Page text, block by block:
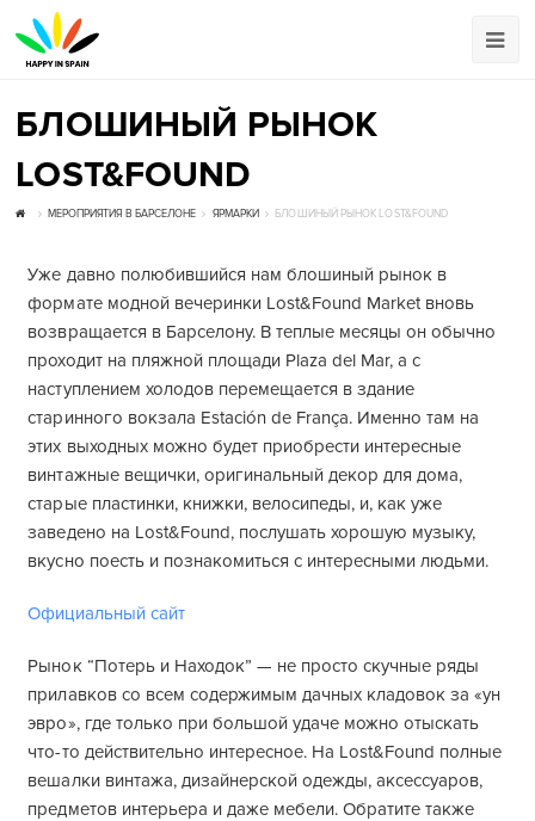
БЛОШИНЫЙ РЫНОК
LOST&FOUND
МЕРОПРИЯТИЯ В БАРСЕЛОНЕ ЯРМАРКИ БЛОШИНЫЙ РЫНОК LOST&FOUND
Уже давно полюбившийся нам блошиный рынок в
формате модной вечеринки Lost&Found Market вновь
возвращается в Барселону. В теплые месяцы он обычно
проходит на пляжной площади Plaza del Mar, а с
наступлением холодов перемещается в здание
старинного вокзала Estación de França. Именно там на
этих выходных можно будет приобрести интересные
винтажные вещички, оригинальный декор для дома,
старые пластинки, книжки, велосипеды, и, как уже
заведено на Lost&Found, послушать хорошую музыку,
вкусно поесть и познакомиться с интересными людьми.
Официальный сайт
Рынок “Потерь и Находок” — не просто скучные ряды
прилавков со всем содержимым дачных кладовок за «ун
эвро», где только при большой удаче можно отыскать
что-то действительно интересное. На Lost&Found полные
вешалки винтажа, дизайнерской одежды, аксессуаров,
предметов интерьера и даже мебели. Обратите также